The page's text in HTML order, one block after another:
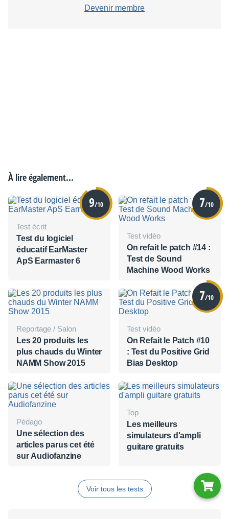
Devenir membre
À lire également...
9/10
Test écrit
Test du logiciel
éducatif EarMaster
ApS Earmaster 6
7/10
Test vidéo
On refait le patch #14 :
Test de Sound
Machine Wood Works
Reportage / Salon
Les 20 produits les
plus chauds du Winter
NAMM Show 2015
7/10
Test vidéo
On Refait le Patch #10
: Test du Positive Grid
Bias Desktop
Pédago
Une sélection des
articles parus cet été
sur Audiofanzine
Top
Les meilleurs
simulateurs d'ampli
guitare gratuits
Voir tous les tests